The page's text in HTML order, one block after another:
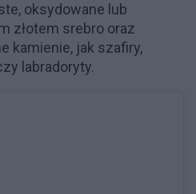
oksydowane lub
złotem srebro oraz
kamienie, jak szafiry,
labradoryty.